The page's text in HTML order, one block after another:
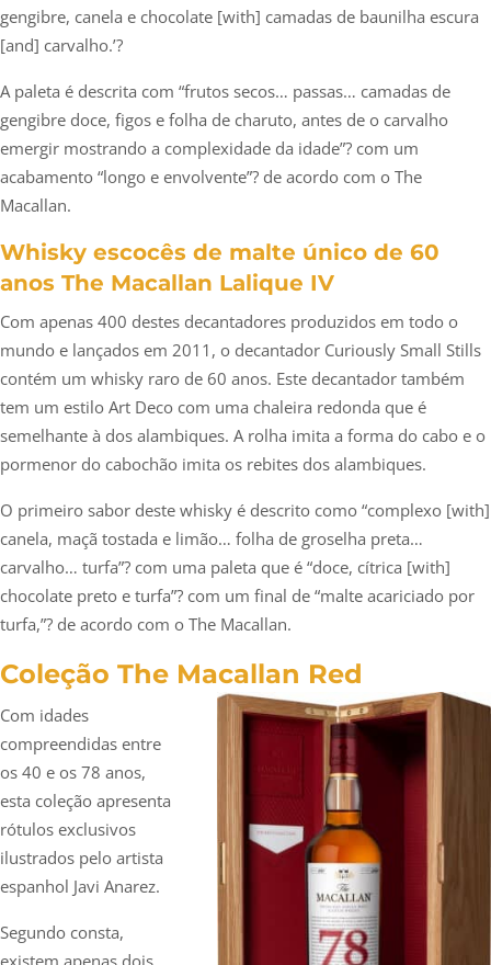
gengibre, canela e chocolate [with] camadas de baunilha escura
[and] carvalho.’?
A paleta é descrita com “frutos secos… passas… camadas de
gengibre doce, figos e folha de charuto, antes de o carvalho
emergir mostrando a complexidade da idade”? com um
acabamento “longo e envolvente”? de acordo com o The
Macallan.
Whisky escocês de malte único de 60
anos The Macallan Lalique IV
Com apenas 400 destes decantadores produzidos em todo o
mundo e lançados em 2011, o decantador Curiously Small Stills
contém um whisky raro de 60 anos. Este decantador também
tem um estilo Art Deco com uma chaleira redonda que é
semelhante à dos alambiques. A rolha imita a forma do cabo e o
pormenor do cabochão imita os rebites dos alambiques.
O primeiro sabor deste whisky é descrito como “complexo [with]
canela, maçã tostada e limão… folha de groselha preta…
carvalho… turfa”? com uma paleta que é “doce, cítrica [with]
chocolate preto e turfa”? com um final de “malte acariciado por
turfa,”? de acordo com o The Macallan.
Coleção The Macallan Red
Com idades
compreendidas entre
os 40 e os 78 anos,
esta coleção apresenta
rótulos exclusivos
ilustrados pelo artista
espanhol Javi Anarez.
Segundo consta,
existem apenas dois